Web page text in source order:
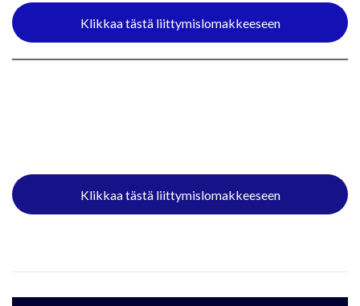
Klikkaa tästä liittymislomakkeeseen
Klikkaa tästä liittymislomakkeeseen